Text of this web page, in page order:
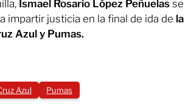
Ismael Rosario López Peñuelas se
impartir justicia en la final de ida de la
Azul y Pumas.
Azul Pumas